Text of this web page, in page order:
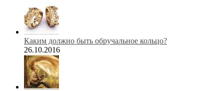
Каким должно быть обручальное кольцо?
26.10.2016